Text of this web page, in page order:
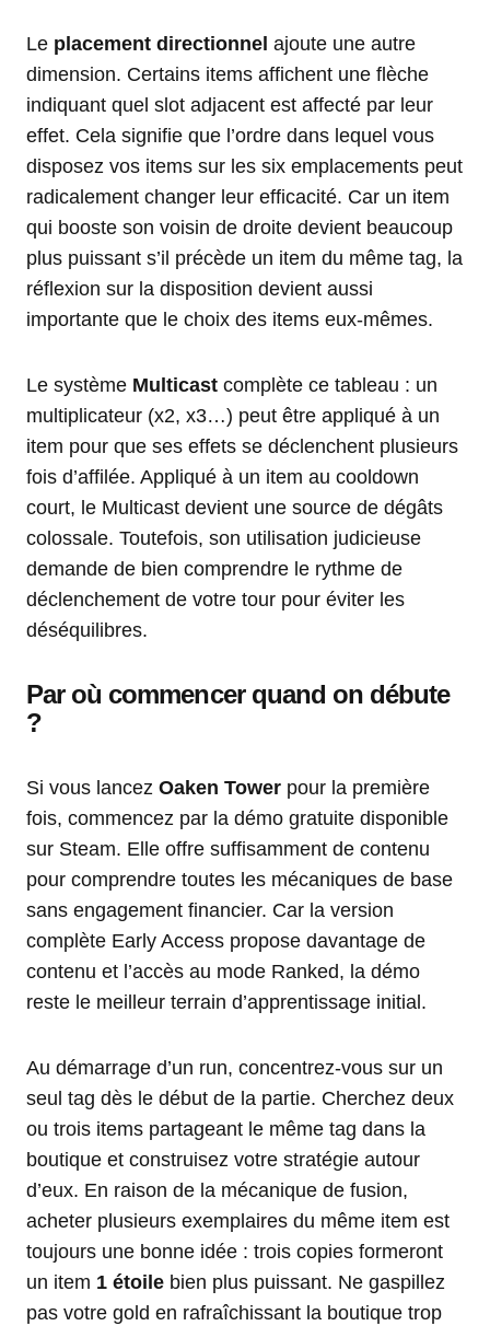
Le placement directionnel ajoute une autre
dimension. Certains items affichent une flèche
indiquant quel slot adjacent est affecté par leur
effet. Cela signifie que l’ordre dans lequel vous
disposez vos items sur les six emplacements peut
radicalement changer leur efficacité. Car un item
qui booste son voisin de droite devient beaucoup
plus puissant s’il précède un item du même tag, la
réflexion sur la disposition devient aussi
importante que le choix des items eux-mêmes.
Le système Multicast complète ce tableau : un
multiplicateur (x2, x3…) peut être appliqué à un
item pour que ses effets se déclenchent plusieurs
fois d’affilée. Appliqué à un item au cooldown
court, le Multicast devient une source de dégâts
colossale. Toutefois, son utilisation judicieuse
demande de bien comprendre le rythme de
déclenchement de votre tour pour éviter les
déséquilibres.
Par où commencer quand on débute
?
Si vous lancez Oaken Tower pour la première
fois, commencez par la démo gratuite disponible
sur Steam. Elle offre suffisamment de contenu
pour comprendre toutes les mécaniques de base
sans engagement financier. Car la version
complète Early Access propose davantage de
contenu et l’accès au mode Ranked, la démo
reste le meilleur terrain d’apprentissage initial.
Au démarrage d’un run, concentrez-vous sur un
seul tag dès le début de la partie. Cherchez deux
ou trois items partageant le même tag dans la
boutique et construisez votre stratégie autour
d’eux. En raison de la mécanique de fusion,
acheter plusieurs exemplaires du même item est
toujours une bonne idée : trois copies formeront
un item 1 étoile bien plus puissant. Ne gaspillez
pas votre gold en rafraîchissant la boutique trop